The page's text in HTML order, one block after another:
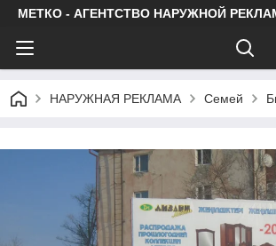
МЕТКО - АГЕНТСТВО НАРУЖНОЙ
НАРУЖНАЯ РЕКЛАМА Семей